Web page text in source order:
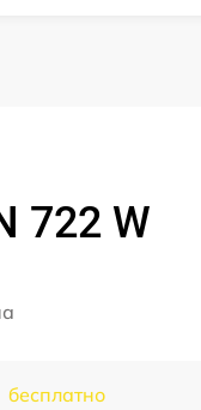
722 W
бесплатно